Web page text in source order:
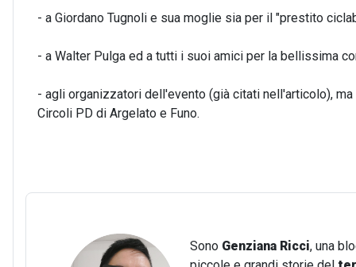
- a Giordano Tugnoli e sua moglie sia per il "prestito
- a Walter Pulga ed a tutti i suoi amici per la bellissima
- agli organizzatori dell'evento (già citati nell'articolo),
Circoli PD di Argelato e Funo.
Sono Genziana Ricci, una